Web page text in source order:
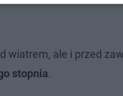
wiatrem, ale i przed
stopnia.